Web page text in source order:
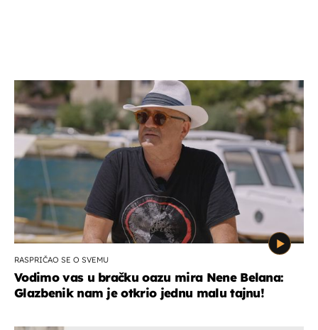
RASPRIČAO SE O SVEMU
Vodimo vas u bračku oazu mira Nene Belana:
Glazbenik nam je otkrio jednu malu tajnu!